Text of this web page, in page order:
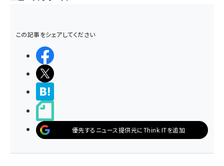
この記事をシェアしてください
優先するニュース提供元にThink ITを追加